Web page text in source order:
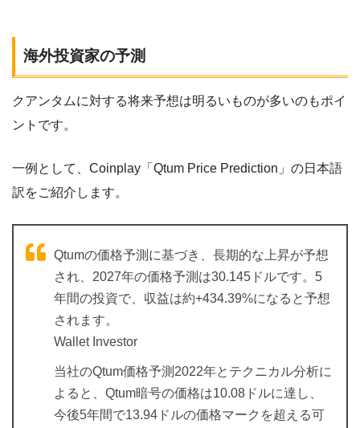
海外投資家の予測
クアンタムに対する将来予想は明るいものが多いのもポイ
ントです。
一例として、Coinplay「Qtum Price Prediction」の日本語
訳をご紹介します。
Qtumの価格予測に基づき、長期的な上昇が予想
され、2027年の価格予測は30.145ドルです。5
年間の投資で、収益は約+434.39%になると予想
されます。
Wallet Investor
当社のQtum価格予測2022年とテクニカル分析に
よると、Qtum暗号の価格は10.08ドルに達し、
今後5年間で13.94ドルの価格マークを超える可